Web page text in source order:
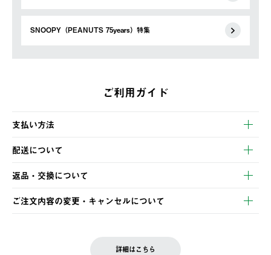
SNOOPY（PEANUTS 75years）特集
ご利用ガイド
支払い方法
以下のいずれかの方法でお支払いいただけます。
・クレジットカード決済
・コンビニ決済
・Pay-easy決済
配送について
【発送スケジュール】
ご注文・ご入金完了より2営業日以内に商品を発送いたします。
土日祝の発送はございませんので、木曜日以降のご注文は週明け
の発送となる場合がございます。
返品・交換について
※お客様都合の場合
お客様都合の返品にかかる送料は、お客様ご負担とさせていただ
ご注文内容の変更・キャンセルについて
LOGOS FAMILY会員の方は、会員マイページ内 購入履歴画面に
詳細はこちら